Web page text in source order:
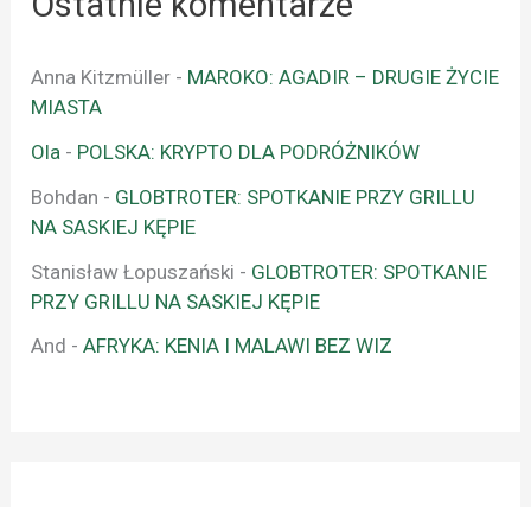
Anna Kitzmüller - MAROKO: AGADIR – DRUGIE ŻYCIE
MIASTA
Ola - POLSKA: KRYPTO DLA PODRÓŻNIKÓW
Bohdan - GLOBTROTER: SPOTKANIE PRZY GRILLU
NA SASKIEJ KĘPIE
Stanisław Łopuszański - GLOBTROTER: SPOTKANIE
PRZY GRILLU NA SASKIEJ KĘPIE
And -AFRYKA: KENIA I MALAWI BEZ WIZ